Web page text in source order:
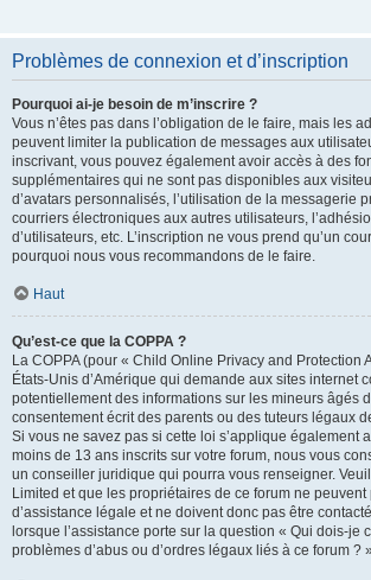
Problèmes de connexion et d’inscription
Pourquoi ai-je besoin de m’inscrire ?
Vous n’êtes pas dans l’obligation de le faire, mais les
peuvent limiter la publication de messages aux
inscrivant, vous pouvez également avoir accès à des
supplémentaires qui ne sont pas disponibles aux
d’avatars personnalisés, l’utilisation de la messagerie
courriers électroniques aux autres utilisateurs,
d’utilisateurs, etc. L’inscription ne vous prend qu’un
pourquoi nous vous recommandons de le faire.
Haut
Qu’est-ce que la COPPA ?
La COPPA (pour « Child Online Privacy and Protection
États-Unis d’Amérique qui demande aux sites internet
potentiellement des informations sur les mineurs âgés
consentement écrit des parents ou des tuteurs légaux
Si vous ne savez pas si cette loi s’applique également
moins de 13 ans inscrits sur votre forum, nous vous
un conseiller juridique qui pourra vous renseigner.
Limited et que les propriétaires de ce forum ne
d’assistance légale et ne doivent donc pas être
lorsque l’assistance porte sur la question « Qui dois-je
problèmes d’abus ou d’ordres légaux liés à ce forum ?